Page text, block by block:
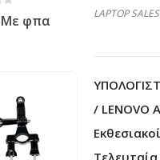
Με φπα
LAPTOP
/ LENOVO